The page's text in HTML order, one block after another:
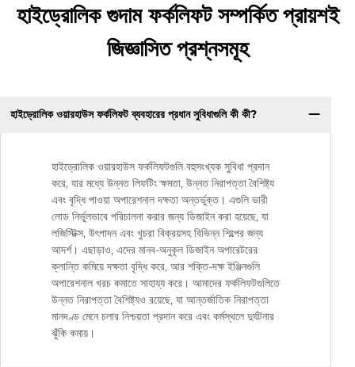
হাইড্রোলিক গুদাম ফর্কলিফট সম্পর্কিত প্রায়শই
জিজ্ঞাসিত প্রশ্নসমূহ
হাইড্রোলিক ওয়ারহাউস ফর্কলিফট ব্যবহারের প্রধান সুবিধাগুলি কী কী?
হাইড্রোলিক ওয়ারহাউস ফর্কলিফটগুলি বহুসংখ্যক সুবিধা প্রদান
করে, যার মধ্যে উন্নত লিফটিং ক্ষমতা, উন্নত নিরাপত্তা বৈশিষ্ট্য
এবং বৃদ্ধি পাওয়া অপারেশনাল দক্ষতা অন্তর্ভুক্ত। এগুলি ভারী
লোড নির্ভুলভাবে পরিচালনা করার জন্য ডিজাইন করা হয়েছে, যা
লজিস্টিক্স, উৎপাদন এবং খুচরা বিক্রয়সহ বিভিন্ন শিল্পের জন্য
আদর্শ। এছাড়াও, এদের মানব-অনুকূল ডিজাইন অপারেটরের
ক্লান্তি কমিয়ে দক্ষতা বৃদ্ধি করে, আর শক্তি-দক্ষ ইঞ্জিনগুলি
অপারেশনাল খরচ কমাতে সাহায্য করে। আমাদের ফর্কলিফটগুলিতে
উন্নত নিরাপত্তা বৈশিষ্ট্যও রয়েছে, যা আন্তর্জাতিক নিরাপত্তা
মানদণ্ড মেনে চলার নিশ্চয়তা প্রদান করে এবং কর্মস্থলে দুর্ঘটনার
ঝুঁকি কমায়।